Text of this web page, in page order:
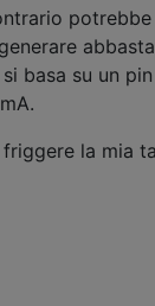
basa su un
la mia